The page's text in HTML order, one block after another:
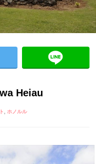
Heiau
ホノルル